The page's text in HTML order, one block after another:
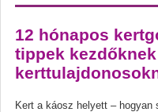
12 hónapos
tippek
Kert a káosz helyett – hogyan